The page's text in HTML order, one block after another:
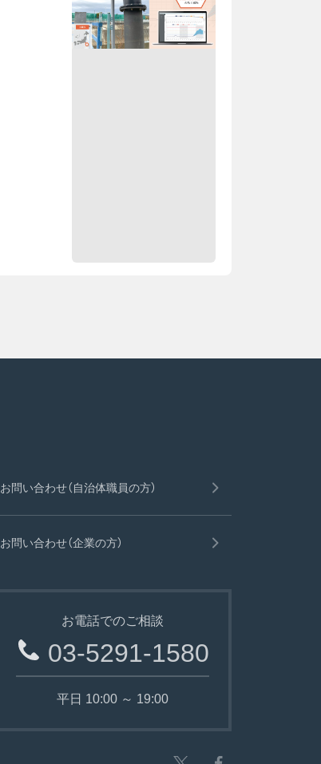
お問い合わせ（自治体職員の方）
お問い合わせ（企業の方）
お電話でのご相談
03-5291-1580
平日 10:00 ～ 19:00